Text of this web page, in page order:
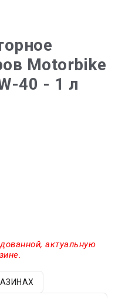
Motorbike
40 - 1 л
актуальную